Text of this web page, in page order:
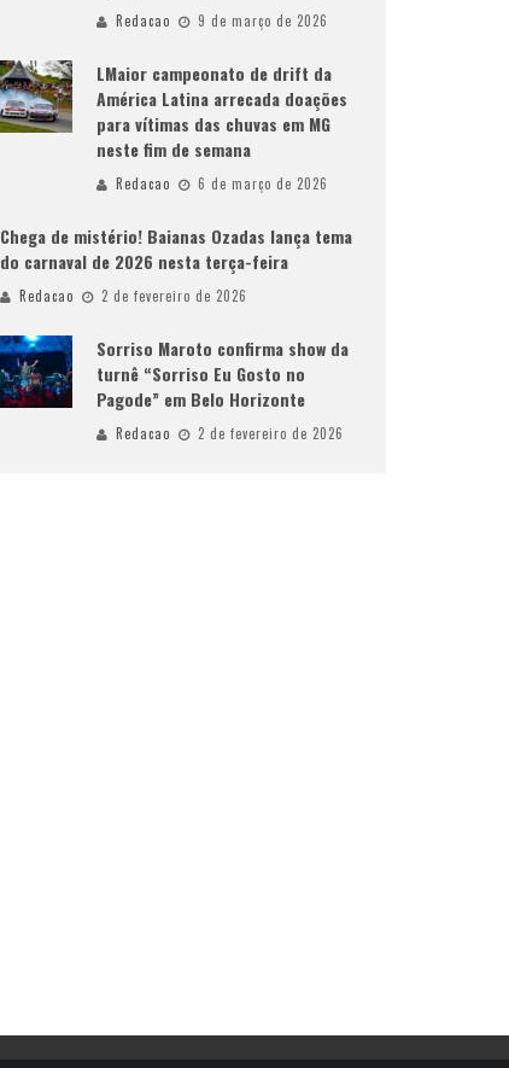
Redacao 9 de março de 2026
LMaior campeonato de drift da
América Latina arrecada doações
para vítimas das chuvas em MG
neste fim de semana
Redacao 6 de março de 2026
Chega de mistério! Baianas Ozadas lança tema
do carnaval de 2026 nesta terça-feira
Redacao 2 de fevereiro de 2026
Sorriso Maroto confirma show da
turnê “Sorriso Eu Gosto no
Pagode” em Belo Horizonte
Redacao 2 de fevereiro de 2026